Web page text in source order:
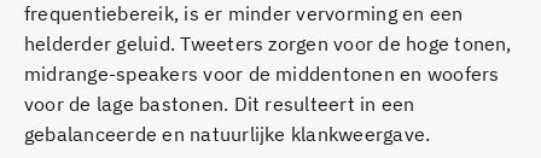
frequentiebereik, is er minder vervorming en een
helderder geluid. Tweeters zorgen voor de hoge tonen,
midrange-speakers voor de middentonen en woofers
voor de lage bastonen. Dit resulteert in een
gebalanceerde en natuurlijke klankweergave.